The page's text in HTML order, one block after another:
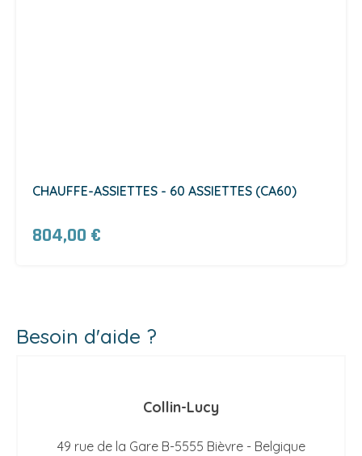
CHAUFFE-ASSIETTES - 60 ASSIETTES (CA60)
804,00 €
Besoin d'aide ?
Collin-Lucy
49 rue de la Gare B-5555 Bièvre - Belgique